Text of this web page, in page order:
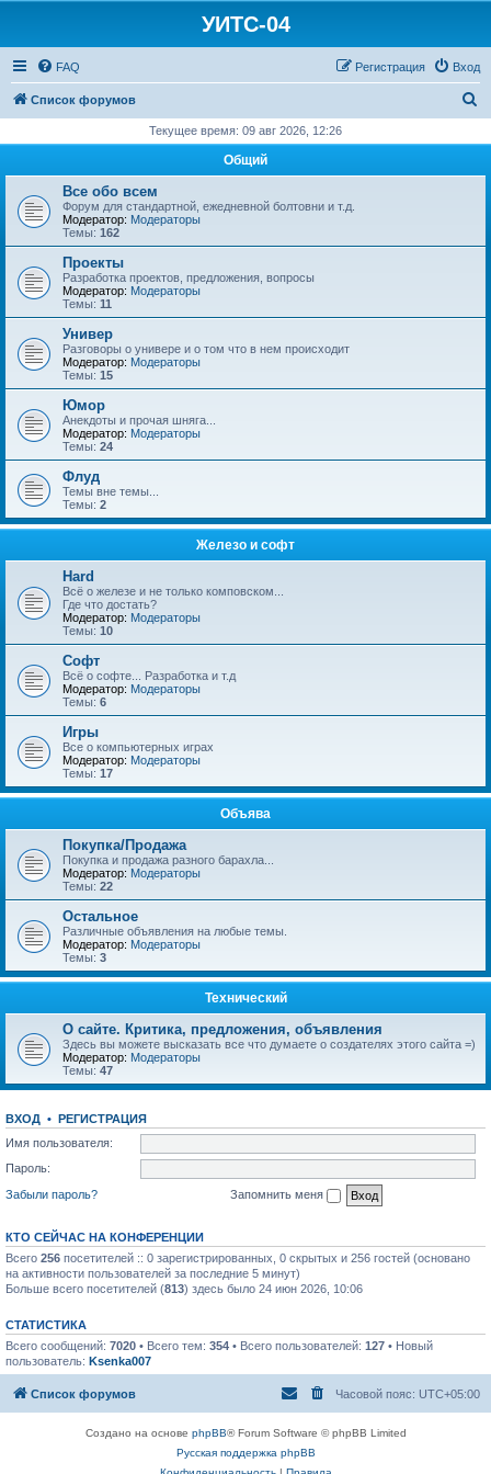
УИТС-04
FAQ Вход
Регистрация
Список форумов
с
Текущее время: 09 авг 2026, 12:26
Общий
Все обо всем
Форум для стандартной, ежедневной болтовни и т.д.
Модератор: Модераторы
Темы: 162
Проекты
Разработка проектов, предложения, вопросы
Модератор: Модераторы
Темы: 11
Универ
Разговоры о универе и о том что в нем происходит
Модератор: Модераторы
Темы: 15
Юмор
Анекдоты и прочая шняга...
Модератор: Модераторы
Темы: 24
Флуд
Темы вне темы...
Темы: 2
Железо и софт
Hard
Всё о железе и не только комповском...
Где что достать?
Модератор: Модераторы
Темы: 10
Софт
Всё о софте... Разработка и т.д
Модератор: Модераторы
Темы: 6
Игры
Все о компьютерных играх
Модератор: Модераторы
Темы: 17
Объява
Покупка/Продажа
Покупка и продажа разного барахла...
Модератор: Модераторы
Темы: 22
Остальное
Различные объявления на любые темы.
Модератор: Модераторы
Темы: 3
Технический
О сайте. Критика, предложения, объявления
Здесь вы можете высказать все что думаете о создателях этого сайта =)
Модератор: Модераторы
Темы: 47
ВХОД • РЕГИСТРАЦИЯ
Имя пользователя:
Пароль:
Забыли пароль?
Запомнить меня
КТО СЕЙЧАС НА КОНФЕРЕНЦИИ
Всего 256 посетителей :: 0 зарегистрированных, 0 скрытых и 256 гостей (основано
на активности пользователей за последние 5 минут)
Больше всего посетителей (813) здесь было 24 июн 2026, 10:06
СТАТИСТИКА
Всего сообщений: 7020 • Всего тем: 354 • Всего пользователей: 127 • Новый
пользователь: Ksenka007
Список форумов Часовой пояс: UTC+05:00
Создано на основе phpBB® Forum Software © phpBB Limited
Русская поддержка phpBB